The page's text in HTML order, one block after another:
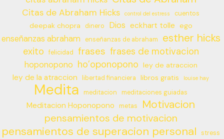
Citas de Abraham Hicks control del estress cuentos
deepak chopra dinero Dios eckhart tolle ego
enseñanzas abraham enseñanzas de abraham esther hicks
exito felicidad frases frases de motivacion
hoponopono ho’oponopono ley de atraccion
ley de la atraccion libertad financiera libros gratis louise hay
Medita meditacion meditaciones guiadas
Meditacion Hoponopono metas Motivacion
pensamientos de motivacion
pensamientos de superacion personal stress